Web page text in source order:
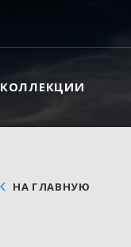
КОЛЛЕКЦИИ
НА ГЛАВНУЮ